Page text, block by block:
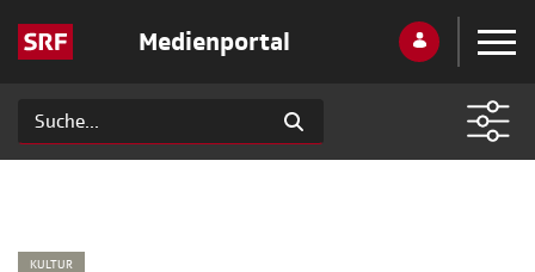
Medienportal
KULTUR